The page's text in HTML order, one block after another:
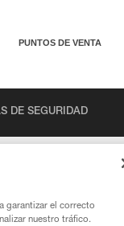
PUNTOS DE VENTA
DE SEGURIDAD
garantizar el correcto
nuestro tráfico.